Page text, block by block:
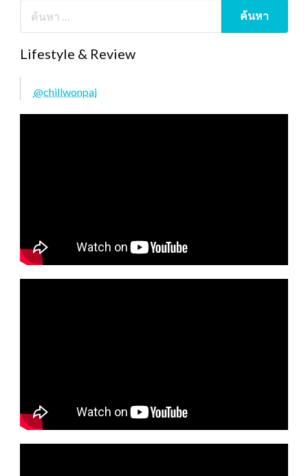
Lifestyle & Review
@chillwonpai